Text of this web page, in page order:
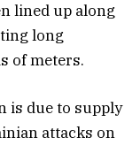
lined up along
long
of meters.
is due to supply
attacks on